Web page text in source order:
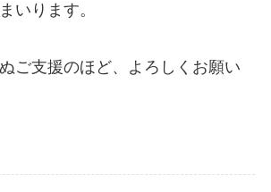
いります。
ご支援のほど、よろしくお願い